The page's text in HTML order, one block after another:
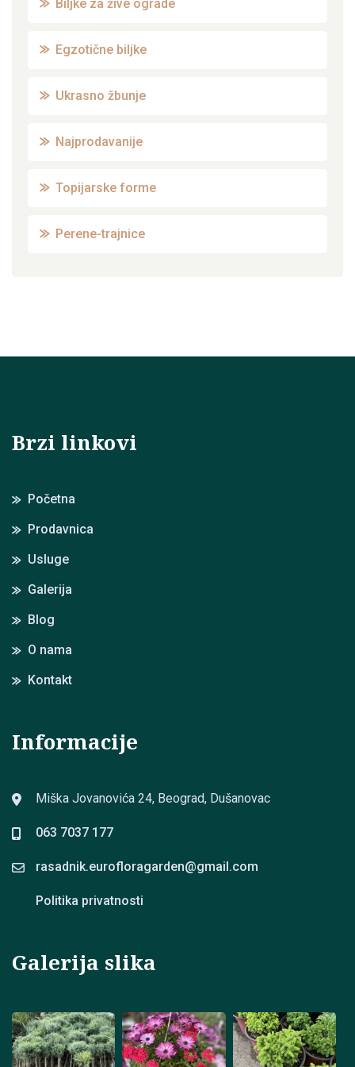
Biljke za žive ograde
Egzotične biljke
Ukrasno žbunje
Najprodavanije
Topijarske forme
Perene-trajnice
Brzi linkovi
Početna
Prodavnica
Usluge
Galerija
Blog
O nama
Kontakt
Informacije
Miška Jovanovića 24, Beograd, Dušanovac
063 7037 177
rasadnik.eurofloragarden@gmail.com
Politika privatnosti
Galerija slika